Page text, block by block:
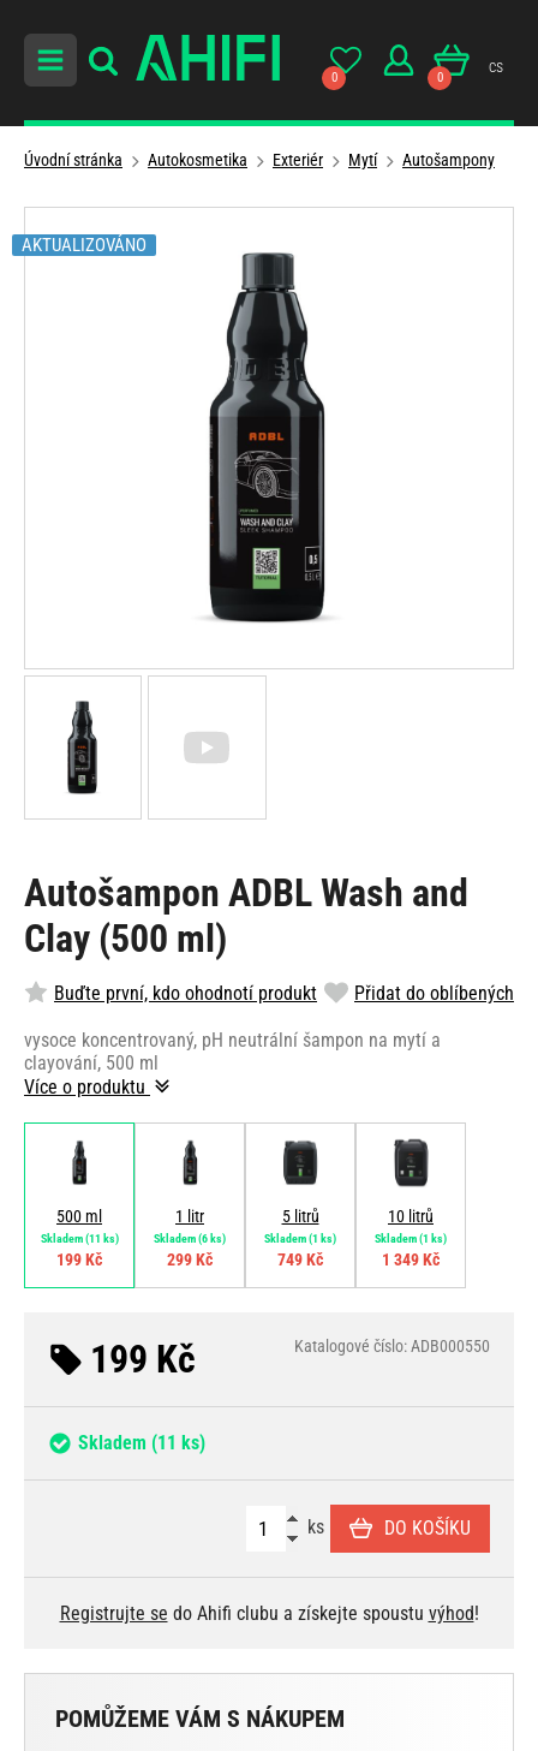
0 0
cs
Úvodní stránka Autokosmetika Exteriér Mytí Autošampony
Autošampon ADBL Wash and
Clay (500 ml)
Buďte první, kdo ohodnotí produkt Přidat do oblíbených
vysoce koncentrovaný, pH neutrální šampon na mytí a
clayování, 500 ml
Více o produktu
500 ml
Skladem(11 ks)
199 Kč
1 litr
Skladem(6 ks)
299 Kč
5 litrů
Skladem(1 ks)
749 Kč
10 litrů
Skladem(1 ks)
1 349 Kč
199 Kč Katalogové číslo: ADB000550
Skladem (11 ks)
ks DO KOŠÍKU
Registrujte se do Ahifi clubu a získejte spoustu výhod!
POMŮŽEME VÁM S NÁKUPEM
AKTUALIZOVÁNO